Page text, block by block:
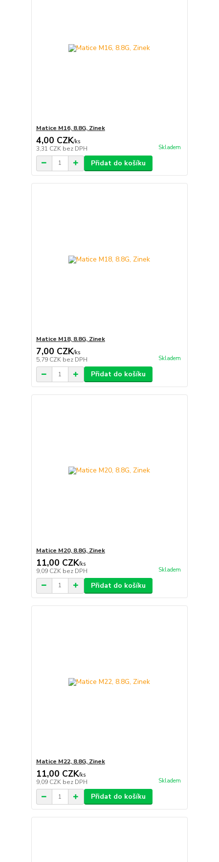
Matice M16, 8.8G, Zinek
4,00 CZK/ks
3,31 CZK bez DPH Skladem
Přidat do košíku
Matice M18, 8.8G, Zinek
7,00 CZK/ks
5,79 CZK bez DPH Skladem
Přidat do košíku
Matice M20, 8.8G, Zinek
11,00 CZK/ks
9,09 CZK bez DPH Skladem
Přidat do košíku
Matice M22, 8.8G, Zinek
11,00 CZK/ks
9,09 CZK bez DPH Skladem
Přidat do košíku